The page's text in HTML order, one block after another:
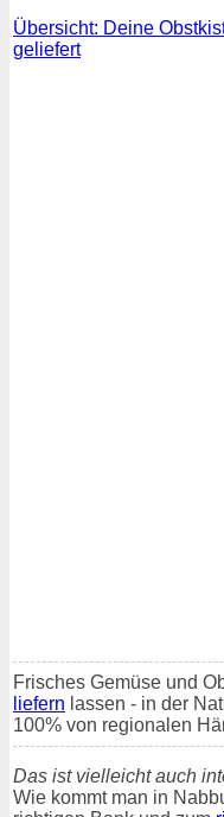
Übersicht: Deine
geliefert
Frisches Gemüse und
liefern lassen - in der
100% von regionalen
Das ist vielleicht auch
Wie kommt man in